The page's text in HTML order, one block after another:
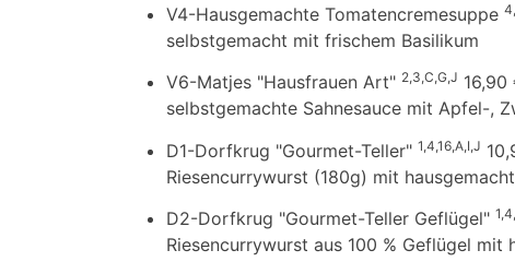
V4-Hausgemachte Tomatencremesuppe
selbstgemacht mit frischem Basilikum
V6-Matjes "Hausfrauen Art" 2,3,C,G,J 16,90
selbstgemachte Sahnesauce mit Apfel-,
D1-Dorfkrug "Gourmet-Teller" 1,4,16,A,I,J
Riesencurrywurst (180g) mit
D2-Dorfkrug "Gourmet-Teller Geflügel"
Riesencurrywurst aus 100 % Geflügel